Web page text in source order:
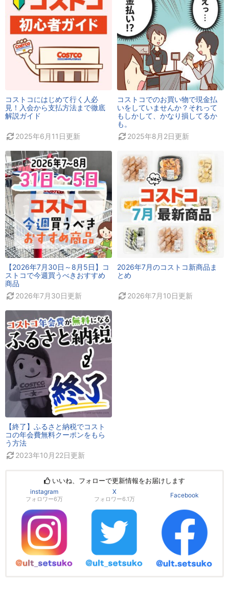
コストコにはじめて行く人必
見！入会から支払方法まで徹底
解説ガイド
2025年6月11日更新
コストコでのお買い物で現金払
いをしていませんか？それって
もしかして、かなり損してるか
も。
2025年8月2日更新
【2026年7月30日～8月5日】コ
ストコで今週買うべきおすすめ
商品
2026年7月30日更新
2026年7月のコストコ新商品ま
とめ
2026年7月10日更新
【終了】ふるさと納税でコスト
コの年会費無料クーポンをもら
う方法
2023年10月22日更新
いいね、フォローで更新情報をお届けします
instagram
フォロワー6万
X
フォロワー6.1万
Facebook